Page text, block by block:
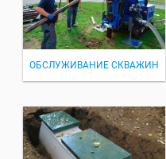
ОБСЛУЖИВАНИЕ СКВАЖИН